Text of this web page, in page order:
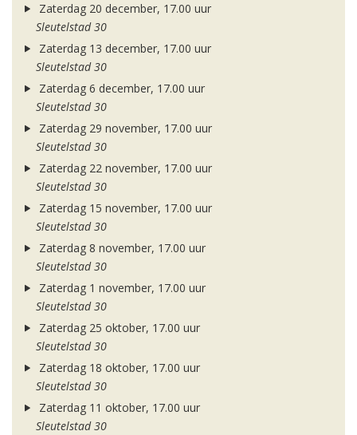
Zaterdag 20 december, 17.00 uur
Sleutelstad 30
Zaterdag 13 december, 17.00 uur
Sleutelstad 30
Zaterdag 6 december, 17.00 uur
Sleutelstad 30
Zaterdag 29 november, 17.00 uur
Sleutelstad 30
Zaterdag 22 november, 17.00 uur
Sleutelstad 30
Zaterdag 15 november, 17.00 uur
Sleutelstad 30
Zaterdag 8 november, 17.00 uur
Sleutelstad 30
Zaterdag 1 november, 17.00 uur
Sleutelstad 30
Zaterdag 25 oktober, 17.00 uur
Sleutelstad 30
Zaterdag 18 oktober, 17.00 uur
Sleutelstad 30
Zaterdag 11 oktober, 17.00 uur
Sleutelstad 30